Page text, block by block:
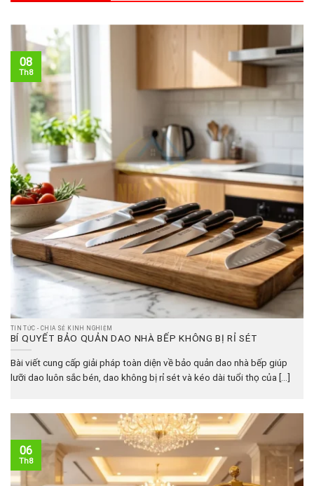
TIN TỨC - CHIA SẺ KINH NGHIỆM
BÍ QUYẾT BẢO QUẢN DAO NHÀ BẾP KHÔNG BỊ RỈ SÉT
Bài viết cung cấp giải pháp toàn diện về bảo quản dao nhà bếp giúp
lưỡi dao luôn sắc bén, dao không bị rỉ sét và kéo dài tuổi thọ của [...]
08
Th8
06
Th8